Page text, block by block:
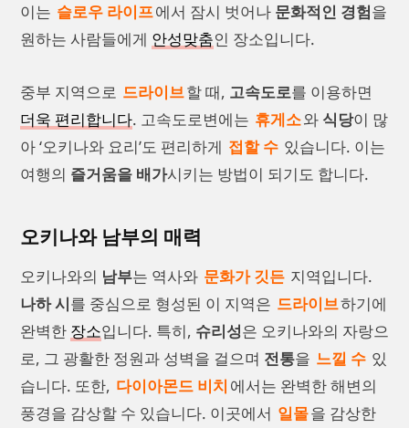
이는 슬로우 라이프에서 잠시 벗어나 문화적인 경험을
원하는 사람들에게 안성맞춤인 장소입니다.
중부 지역으로 드라이브할 때, 고속도로를 이용하면
더욱 편리합니다. 고속도로변에는 휴게소와 식당이 많
아 ‘오키나와 요리’도 편리하게 접할 수 있습니다. 이는
여행의 즐거움을 배가시키는 방법이 되기도 합니다.
오키나와 남부의 매력
오키나와의 남부는 역사와 문화가 깃든 지역입니다.
나하 시를 중심으로 형성된 이 지역은 드라이브하기에
완벽한 장소입니다. 특히, 슈리성은 오키나와의 자랑으
로, 그 광활한 정원과 성벽을 걸으며 전통을 느낄 수 있
습니다. 또한, 다이아몬드 비치 에서는 완벽한 해변의
풍경을 감상할 수 있습니다. 이곳에서 일몰을 감상한